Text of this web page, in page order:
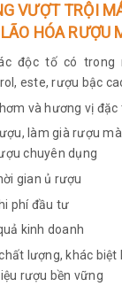
VƯỢT TRỘI
HÓA RƯỢU
độc tố có trong
este, rượu bậc
và hương vị
làm già rượu
chuyên dụng
gian ủ rượu
phí đầu tư
kinh doanh
lượng, khác biệt
rượu bền vững